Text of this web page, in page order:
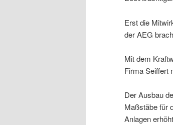
Erst die
der AEG
Mit dem
Firma Seiffert
Der Ausbau
Maßstäbe für
Anlagen